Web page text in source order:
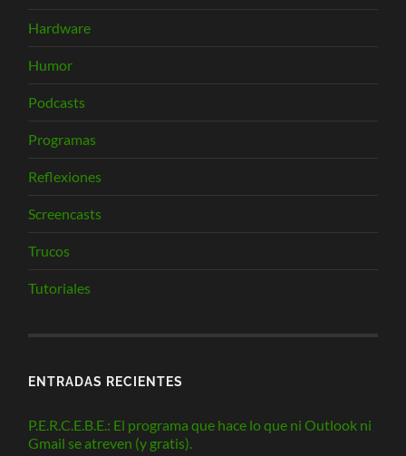
Hardware
Humor
Podcasts
Programas
Reflexiones
Screencasts
Trucos
Tutoriales
ENTRADAS RECIENTES
P.E.R.C.E.B.E.: El programa que hace lo que ni Outlook ni
Gmail se atreven (y gratis).